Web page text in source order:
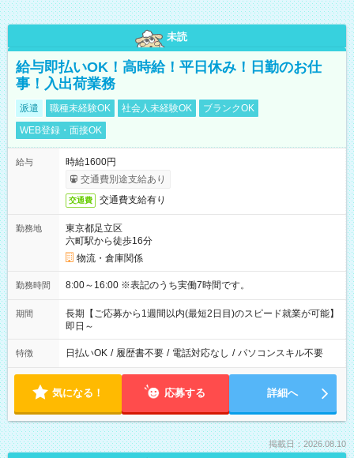
未読
給与即払いOK！高時給！平日休み！日勤のお仕
事！入出荷業務
派遣 職種未経験OK 社会人未経験OK
ブランクOK
WEB登録・面接OK
給与
時給1600円
交通費別途支給あり
交通費 交通費支給有り
勤務地
東京都足立区
六町駅から徒歩16分
物流・倉庫関係
勤務時間 8:00～16:00 ※表記のうち実働7時間です。
期間
長期【ご応募から1週間以内(最短2日目)のスピード就業が可能】
即日～
特徴 日払いOK / 履歴書不要 / 電話対応なし / パソコンスキル不要
気になる！ 応募する 詳細へ
掲載日：2026.08.10